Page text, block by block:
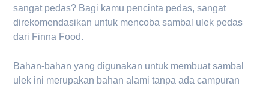
sangat pedas? Bagi kamu pencinta pedas, sangat
direkomendasikan untuk mencoba sambal ulek pedas
dari Finna Food.
Bahan-bahan yang digunakan untuk membuat sambal
ulek ini merupakan bahan alami tanpa ada campuran